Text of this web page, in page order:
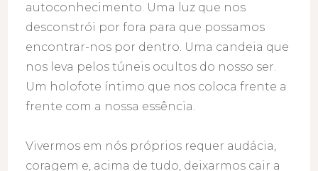
autoconhecimento. Uma luz que nos
desconstrói por fora para que possamos
encontrar-nos por dentro. Uma candeia que
nos leva pelos túneis ocultos do nosso ser.
Um holofote íntimo que nos coloca frente a
frente com a nossa essência.
Vivermos em nós próprios requer audácia,
coragem e, acima de tudo, deixarmos cair a